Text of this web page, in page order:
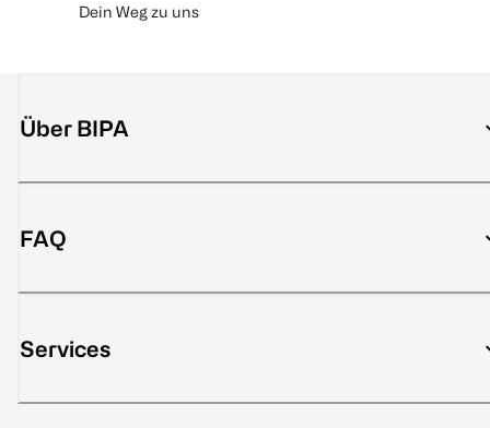
Dein Weg zu uns
Über BIPA
FAQ
Services